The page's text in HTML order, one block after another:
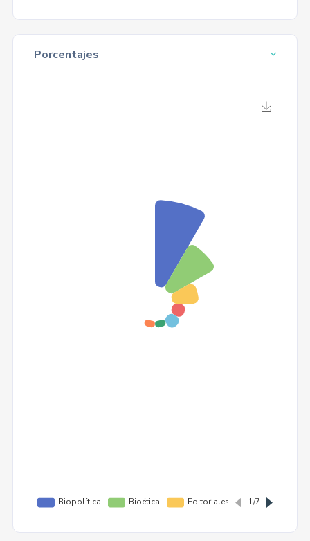
Porcentajes